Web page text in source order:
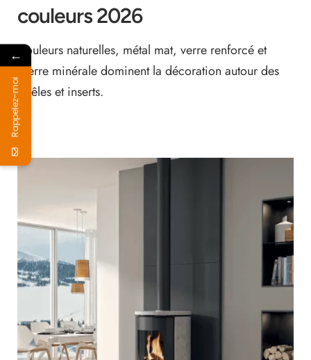
couleurs 2026
Couleurs naturelles, métal mat, verre renforcé et
pierre minérale dominent la décoration autour des
poêles et inserts.
←
Rappelez-moi